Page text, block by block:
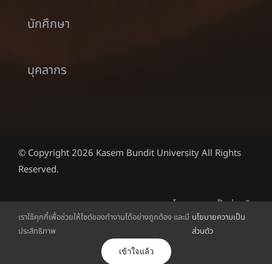
นักศึกษา
บุคลากร
© Copyright 2026 Kasem Bundit University All Rights
Reserved.
นโยบายความเป็นส่วนตัว
เราใช้คุกกี้เพื่อช่วยให้ไซต์ของทำงานได้อย่างถูกต้อง และมี
ประสิทธิภาพ
นโยบายความเป็น
ส่วนตัว
เข้าใจแล้ว
English(อังกฤษ)